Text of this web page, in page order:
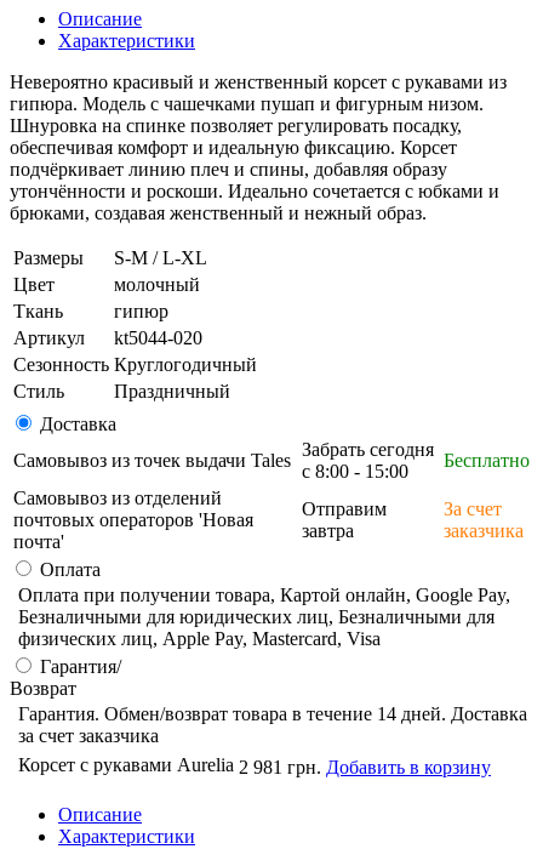
Описание
Характеристики
Невероятно красивый и женственный корсет с рукавами из
гипюра. Модель с чашечками пушап и фигурным низом.
Шнуровка на спинке позволяет регулировать посадку,
обеспечивая комфорт и идеальную фиксацию. Корсет
подчёркивает линию плеч и спины, добавляя образу
утончённости и роскоши. Идеально сочетается с юбками и
брюками, создавая женственный и нежный образ.
Размеры
S-M / L-XL
Цвет
молочный
Ткань
гипюр
Артикул
kt5044-020
Сезонность Круглогодичный
Стиль
Праздничный
Доставка
Самовывоз из точек выдачи Tales
Забрать сегодня
с 8:00 - 15:00
Бесплатно
Самовывоз из отделений
почтовых операторов 'Новая
почта'
Отправим
завтра
За счет
заказчика
Оплата
Оплата при получении товара, Картой онлайн, Google Pay,
Безналичными для юридических лиц, Безналичными для
физических лиц, Apple Pay, Mastercard, Visa
Гарантия/
Возврат
Гарантия. Обмен/возврат товара в течение 14 дней. Доставка
за счет заказчика
Корсет с рукавами Aurelia 2 981 грн. Добавить в корзину
Описание
Характеристики